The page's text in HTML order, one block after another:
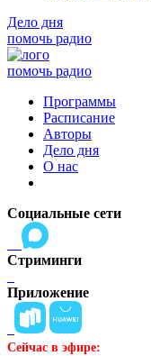
Дело дня
помочь радио
помочь радио
Программы
Расписание
Авторы
Дело дня
О нас
Социальные сети
Стриминги
Приложение
Сейчас в эфире: